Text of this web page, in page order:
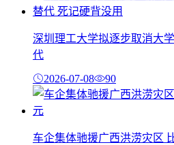
深圳理工大学拟逐步取消大
代
2026-07-08 90
车企集体驰援广西洪涝灾区